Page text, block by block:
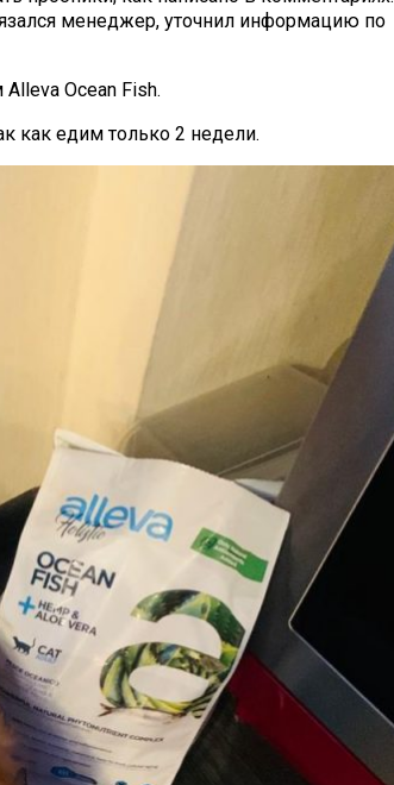
менеджер, уточнил информацию по
Ocean Fish.
как едим только 2 недели.